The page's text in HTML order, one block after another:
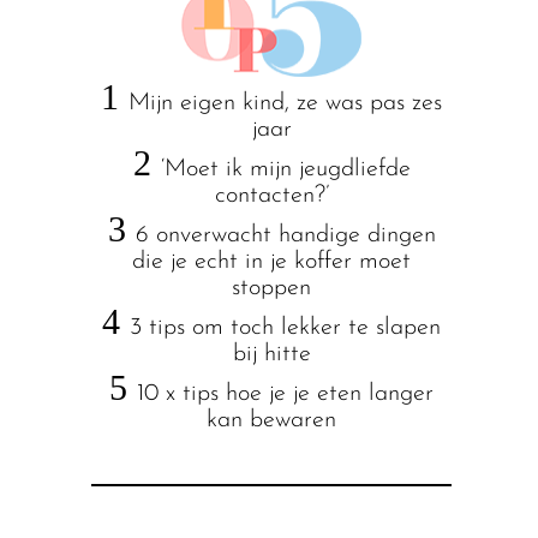
1
Mijn eigen kind, ze was pas zes
jaar
2 ‘Moet ik mijn jeugdliefde
contacten?’
3 6 onverwacht handige dingen
die je echt in je koffer moet
stoppen
4 3 tips om toch lekker te slapen
bij hitte
5 10 x tips hoe je je eten langer
kan bewaren